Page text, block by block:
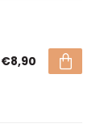
€8,90